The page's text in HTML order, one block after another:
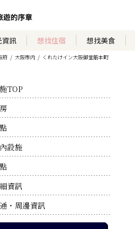
資訊 想找住宿 想找美食
府 大阪市内 くれたけイン大阪御堂筋本町
TOP
設施
資訊
・周邊資訊
瀏覽住宿方案
瀏覽官方網站